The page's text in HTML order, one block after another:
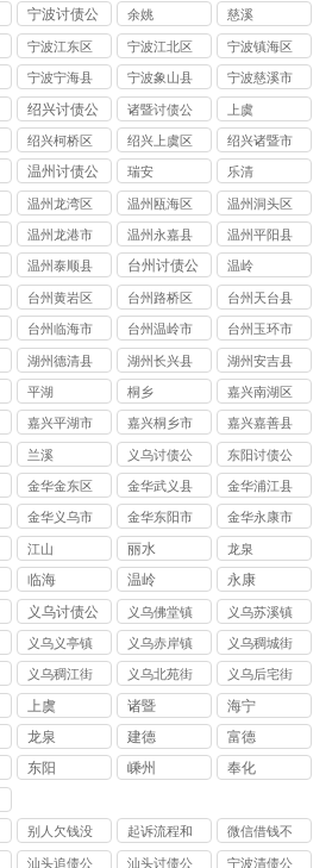
讨债公司
讨债公司
讨债公司
宁波讨债公
司
余姚 慈溪
宁波江东区
讨债公司
宁波江北区
讨债公司
宁波镇海区
讨债公司
宁波宁海县
讨债公司
宁波象山县
讨债公司
宁波慈溪市
讨债公司
绍兴讨债公
司
诸暨讨债公
司
上虞
绍兴柯桥区
讨债公司
绍兴上虞区
讨债公司
绍兴诸暨市
讨债公司
温州讨债公
司
瑞安 乐清
温州龙湾区
讨债公司
温州瓯海区
讨债公司
温州洞头区
讨债公司
温州龙港市
讨债公司
温州永嘉县
讨债公司
温州平阳县
讨债公司
温州泰顺县
讨债公司
台州讨债公
司
温岭
台州黄岩区‌
讨债公司
台州路桥区
讨债公司
台州天台县
讨债公司
台州临海市
讨债公司
台州温岭市
讨债公司
台州玉环市
讨债公司
湖州德清县
讨债公司
湖州长兴县
讨债公司
湖州安吉县
讨债公司
平湖 桐乡
嘉兴南湖区
讨债公司
嘉兴平湖市
讨债公司
嘉兴桐乡市
讨债公司
嘉兴嘉善县
讨债公司
兰溪
义乌讨债公
司
东阳讨债公
司
金华金东区
讨债公司
金华武义县
讨债公司
金华浦江县
讨债公司
金华义乌市
讨债公司
金华东阳市
讨债公司
金华永康市
讨债公司
江山 丽水 龙泉
临海 温岭
永康
义乌讨债公
司
义乌佛堂镇
讨债公司
义乌苏溪镇
讨债公司
义乌义亭镇
讨债公司
义乌赤岸镇
讨债公司
义乌稠城街
道讨债公司
义乌稠江街
道讨债公司
义乌北苑街
道讨债公司
义乌后宅街
道讨债公司
上虞 诸暨
海宁
龙泉 建德
富德
东阳 嵊州
奉化
别人欠钱没
有钱还怎么
起诉流程和
费用欠钱不
微信借钱不
还怎么要回
汕头追债公
汕头讨债公
宁波清债公